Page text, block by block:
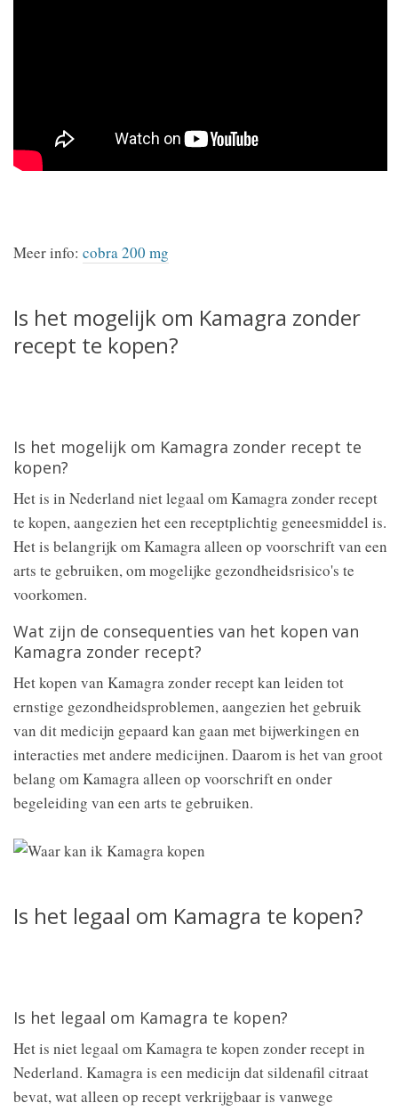
Meer info: cobra 200 mg
Is het mogelijk om Kamagra zonder
recept te kopen?
Is het mogelijk om Kamagra zonder recept te
kopen?
Het is in Nederland niet legaal om Kamagra zonder recept
te kopen, aangezien het een receptplichtig geneesmiddel is.
Het is belangrijk om Kamagra alleen op voorschrift van een
arts te gebruiken, om mogelijke gezondheidsrisico's te
voorkomen.
Wat zijn de consequenties van het kopen van
Kamagra zonder recept?
Het kopen van Kamagra zonder recept kan leiden tot
ernstige gezondheidsproblemen, aangezien het gebruik
van dit medicijn gepaard kan gaan met bijwerkingen en
interacties met andere medicijnen. Daarom is het van groot
belang om Kamagra alleen op voorschrift en onder
begeleiding van een arts te gebruiken.
Is het legaal om Kamagra te kopen?
Is het legaal om Kamagra te kopen?
Het is niet legaal om Kamagra te kopen zonder recept in
Nederland. Kamagra is een medicijn dat sildenafil citraat
bevat, wat alleen op recept verkrijgbaar is vanwege